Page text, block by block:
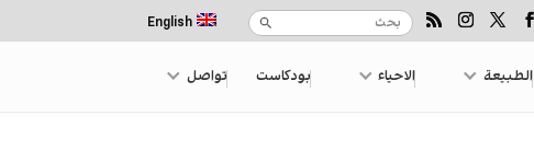
English
الطبيعة الاحياء بودكاست تواصل